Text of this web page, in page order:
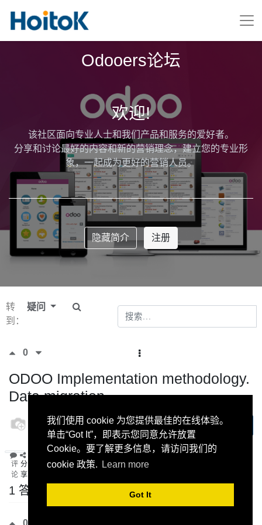
我们使用 cookie 为您提供最佳的在线体验。
单击“Got It”，即表示您同意允许放置
Cookie。要了解更多信息，请访问我们的
cookie 政策.
Learn more
Got It
Odooers论坛
欢迎!
该社区面向专业人士和我们产品和服务的爱好者。
分享和讨论最好的内容和新的营销理念，建立您的专业形
象，一起成为更好的营销人员。
隐藏简介 注册
转
到：
疑问
0
ODOO Implementation methodology.
Data migration
odoo
27 十月
2022
评
论
分
享
1 答案
0